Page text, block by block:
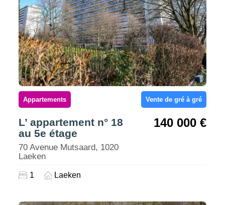
Appartements Vente de gré à gré
140 000 €
L’ appartement n° 18
au 5e étage
70 Avenue Mutsaard, 1020
Laeken
1 Laeken